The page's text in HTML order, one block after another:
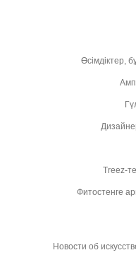
Өсімдіктер,
Treez-
Фитостенге
Новости об